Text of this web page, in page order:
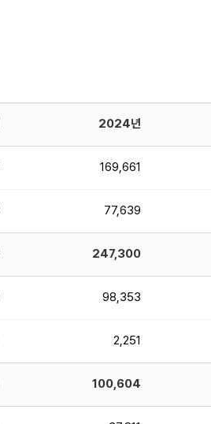
2024년
169,661
77,639
247,300
98,353
2,251
100,604